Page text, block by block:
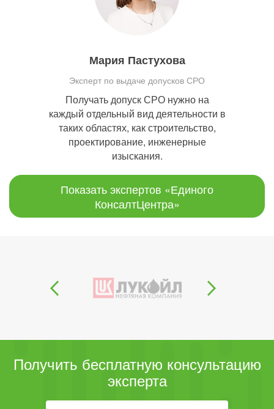
Мария Пастухова
Эксперт по выдаче допусков СРО
Получать допуск СРО нужно на
каждый отдельный вид деятельности в
таких областях, как строительство,
проектирование, инженерные
изыскания.
Показать экспертов «Единого
КонсалтЦентра»
Получить бесплатную консультацию
эксперта